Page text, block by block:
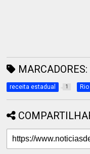
MARCADORES:
receita estadual 1